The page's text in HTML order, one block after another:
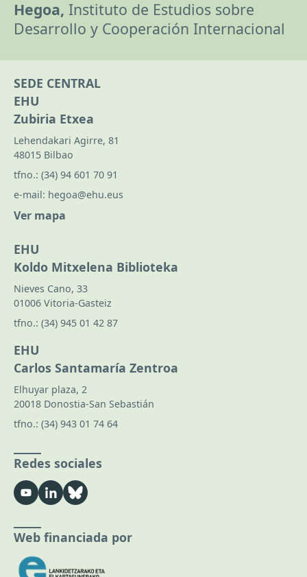
Hegoa, Instituto de Estudios sobre
Desarrollo y Cooperación Internacional
SEDE CENTRAL
EHU
Zubiria Etxea
Lehendakari Agirre, 81
48015 Bilbao
tfno.: (34) 94 601 70 91
e-mail: hegoa@ehu.eus
Ver mapa
EHU
Koldo Mitxelena Biblioteka
Nieves Cano, 33
01006 Vitoria-Gasteiz
tfno.: (34) 945 01 42 87
EHU
Carlos Santamaría Zentroa
Elhuyar plaza, 2
20018 Donostia-San Sebastián
tfno.: (34) 943 01 74 64
Redes sociales
Web financiada por